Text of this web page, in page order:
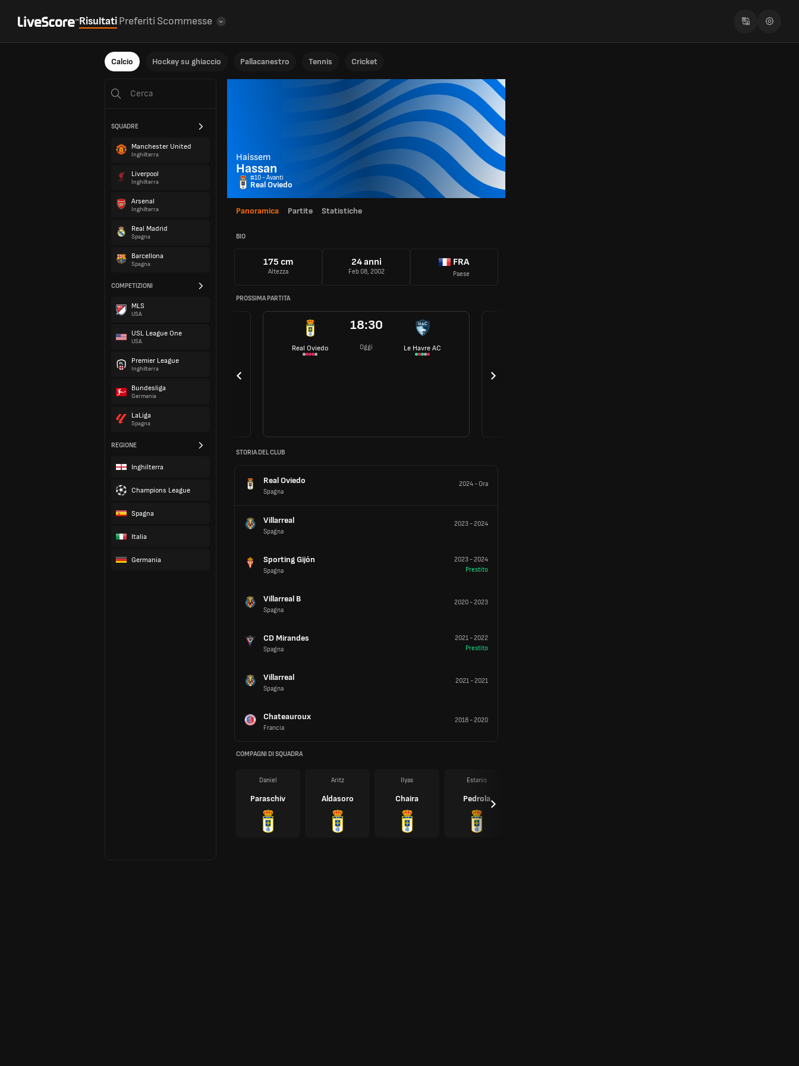
RisultatiPreferiti Scommesse
Calcio Hockey su ghiaccio Pallacanestro Tennis Cricket
SQUADRE
Manchester United
Inghilterra
Liverpool
Inghilterra
Arsenal
Inghilterra
Real Madrid
Spagna
Barcellona
Spagna
COMPETIZIONI
MLS
USA
USL League One
USA
Premier League
Inghilterra
Bundesliga
Germania
LaLiga
Spagna
REGIONE
Inghilterra
Champions League
Spagna
Italia
Germania
Haissem
Hassan
#10 - Avanti
Real Oviedo
Panoramica Partite Statistiche
BIO
175 cm
Altezza
24 anni
Feb 08, 2002
FRA
Paese
PROSSIMA PARTITA
Real Oviedo
18:30
Oggi Le Havre AC
STORIA DEL CLUB
Real Oviedo
Spagna
2024-Ora
Villarreal
Spagna
2023-2024
Sporting Gijón
Spagna
2023-2024
Prestito
Villarreal B
Spagna
2020-2023
CD Mirandes
Spagna
2021-2022
Prestito
Villarreal
Spagna
2021-2021
Chateauroux
Francia
2018-2020
COMPAGNI DI SQUADRA
Daniel
Paraschiv
Aritz
Aldasoro
Ilyas
Chaira
Estanis
Pedrola